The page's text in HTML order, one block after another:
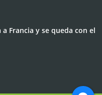
Francia y se queda con el